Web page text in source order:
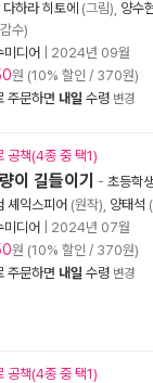
다하라 히토에 (그림), 양수
수)
미디어
2024년 09월
원 (10% 할인 / 370원)
주문하면 내일 수령 변경
공책(4종 중 택1)
이 길들이기 - 초등학
셰익스피어 (원작), 양태석
미디어
2024년 07월
원 (10% 할인 / 370원)
주문하면 내일 수령 변경
공책(4종 중 택1)